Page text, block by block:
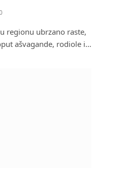
regionu ubrzano raste,
ašvagande, rodiole i…